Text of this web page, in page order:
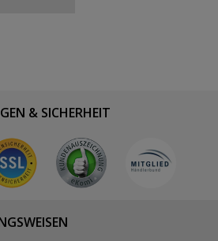
& SICHERHEIT